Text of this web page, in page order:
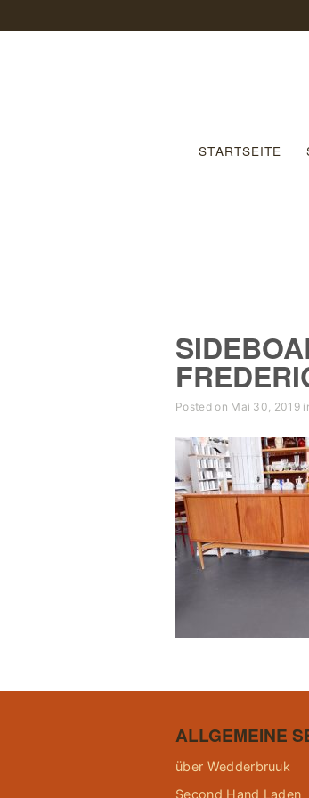
STARTSEITE
Posted on Mai 30, 2019
ALLGEMEINE
über Wedderbruuk
Second Hand Laden